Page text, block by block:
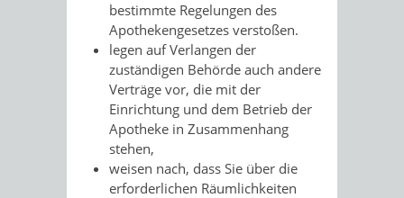
bestimmte Regelungen des
Apothekengesetzes verstoßen.
legen auf Verlangen der
zuständigen Behörde auch andere
Verträge vor, die mit der
Einrichtung und dem Betrieb der
Apotheke in Zusammenhang
stehen,
weisen nach, dass Sie über die
erforderlichen Räumlichkeiten